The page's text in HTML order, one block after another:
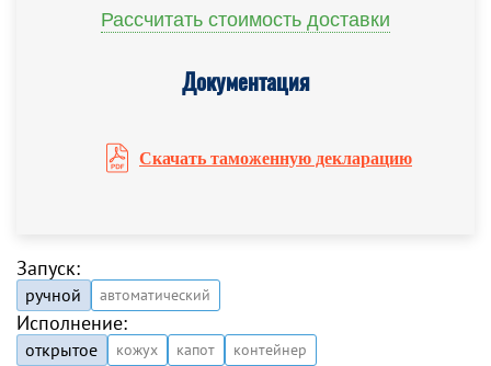
Рассчитать стоимость доставки
Документация
Скачать таможенную декларацию
Запуск:
ручной автоматический
Исполнение:
открытое кожух капот контейнер